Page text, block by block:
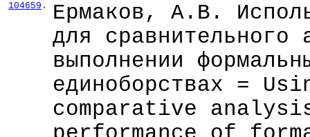
104659 .
Ермаков, А.В.
для сравнительного
выполнении
единоборствах =
comparative